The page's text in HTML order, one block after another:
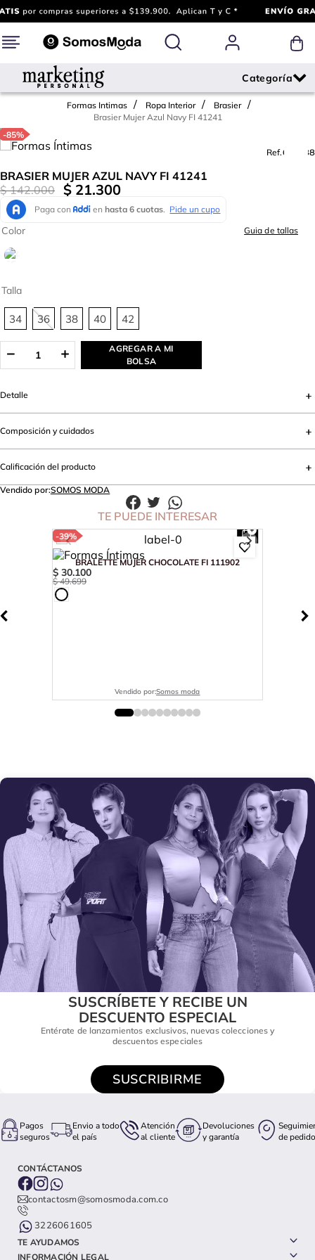
Formas Intimas Ropa Interior
Brasier
Brasier Mujer Azul Navy FI 41241
-85%
Ref.663888
BRASIER MUJER AZUL NAVY FI 41241
$ 142.000 $ 21.300
Talla
34 36 38 40 42
Color Guia de tallas
AGREGAR A MI
BOLSA
Detalle
Composición y cuidados
Calificación del producto
Vendido por:SOMOS MODA
TE PUEDE INTERESAR
-39%
BRALETTE MUJER CHOCOLATE FI 111902
$ 30.100
$ 49.699
Vendido por:Somos moda
SUSCRÍBETE Y RECIBE UN
DESCUENTO ESPECIAL
Entérate de lanzamientos exclusivos, nuevas colecciones y
descuentos especiales
SUSCRIBIRME
Pagos
seguros
Envio a todo
el país
Atención
al cliente
Devoluciones
y garantía
de pedido
CONTÁCTANOS
contactosm@somosmoda.com.co
3226061605
TE AYUDAMOS
INFORMACIÓN LEGAL